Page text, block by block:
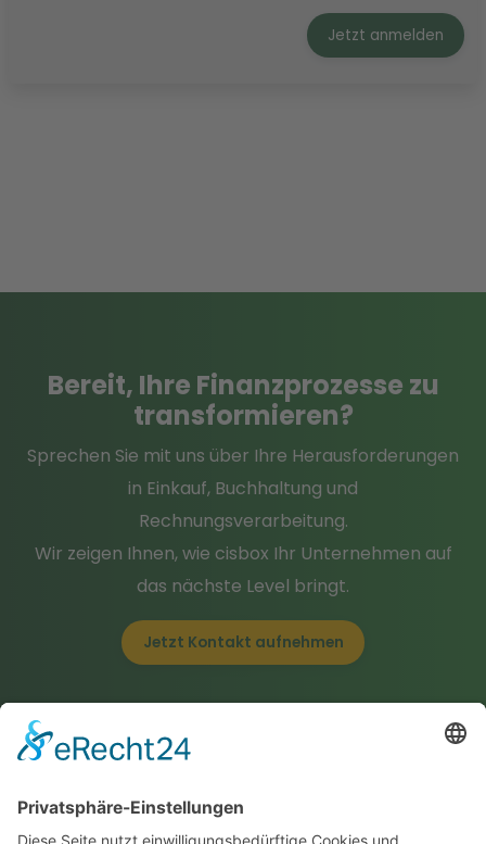
Jetzt anmelden
Bereit, Ihre Finanzprozesse zu
transformieren?
Sprechen Sie mit uns über Ihre Herausforderungen
in Einkauf, Buchhaltung und
Rechnungsverarbeitung.
Wir zeigen Ihnen, wie cisbox Ihr Unternehmen auf
das nächste Level bringt.
Jetzt Kontakt aufnehmen